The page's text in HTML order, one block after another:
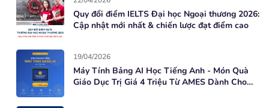
Quy đổi điểm IELTS Đại học Ngoại thương 2026:
Cập nhật mới nhất & chiến lược đạt điểm cao
19/04/2026
Máy Tính Bảng AI Học Tiếng Anh - Món Quà
Giáo Dục Trị Giá 4 Triệu Từ AMES Dành Cho